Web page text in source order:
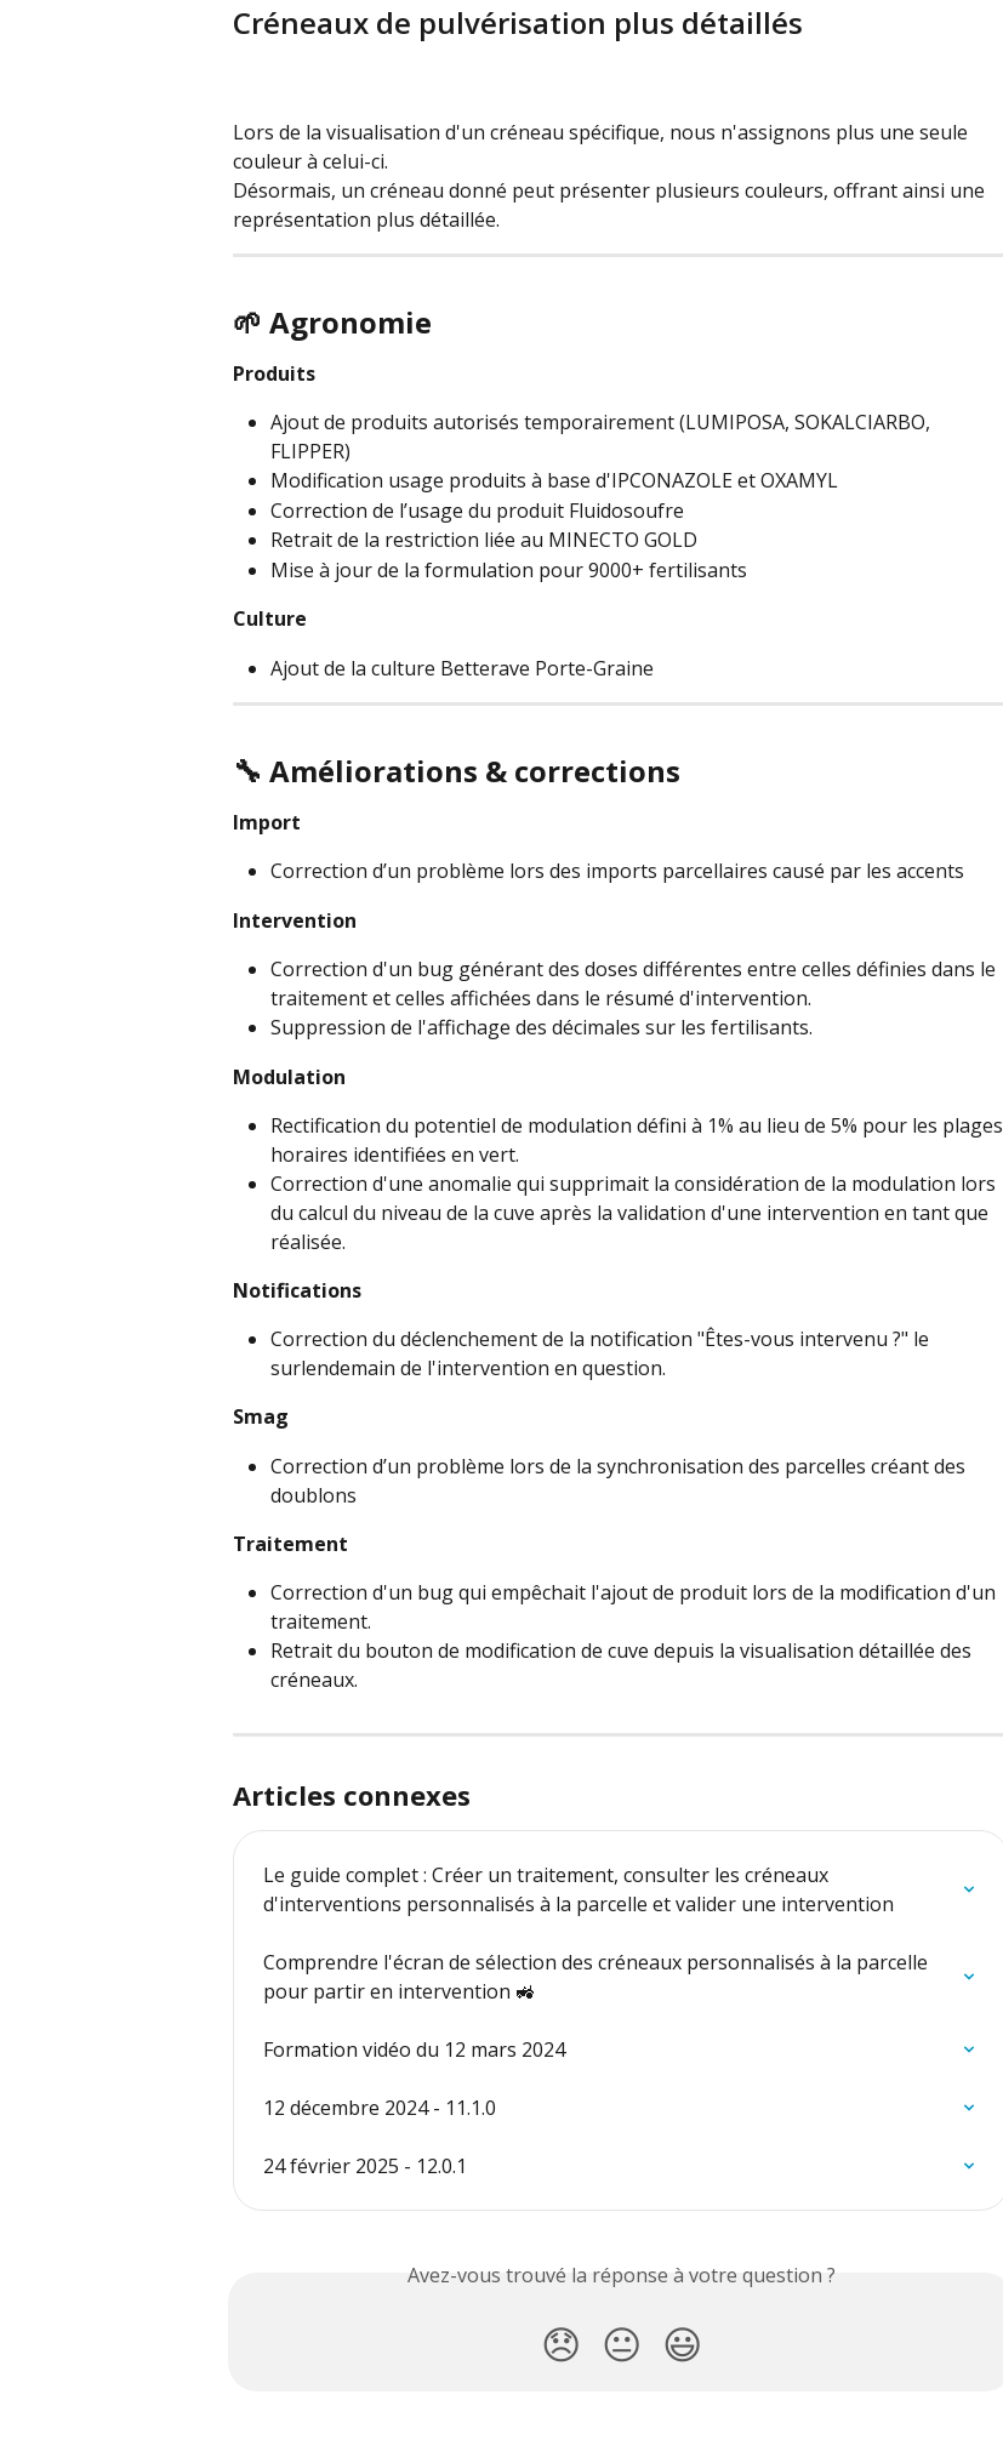
Créneaux de pulvérisation plus détaillés
Lors de la visualisation d'un créneau spécifique, nous n'assignons plus une seule
couleur à celui-ci.
Désormais, un créneau donné peut présenter plusieurs couleurs, offrant ainsi une
représentation plus détaillée.
🌱 Agronomie
Produits
Ajout de produits autorisés temporairement (LUMIPOSA, SOKALCIARBO,
FLIPPER)
Modification usage produits à base d'IPCONAZOLE et OXAMYL
Correction de l’usage du produit Fluidosoufre
Retrait de la restriction liée au MINECTO GOLD
Mise à jour de la formulation pour 9000+ fertilisants
Culture
Ajout de la culture Betterave Porte-Graine
🔧 Améliorations & corrections
Import
Correction d’un problème lors des imports parcellaires causé par les accents
Intervention
Correction d'un bug générant des doses différentes entre celles définies dans le
traitement et celles affichées dans le résumé d'intervention.
Suppression de l'affichage des décimales sur les fertilisants.
Modulation
Rectification du potentiel de modulation défini à 1% au lieu de 5% pour les plages
horaires identifiées en vert.
Correction d'une anomalie qui supprimait la considération de la modulation lors
du calcul du niveau de la cuve après la validation d'une intervention en tant que
réalisée.
Notifications
Correction du déclenchement de la notification "Êtes-vous intervenu ?" le
surlendemain de l'intervention en question.
Smag
Correction d’un problème lors de la synchronisation des parcelles créant des
doublons
Traitement
Correction d'un bug qui empêchait l'ajout de produit lors de la modification d'un
traitement.
Retrait du bouton de modification de cuve depuis la visualisation détaillée des
créneaux.
Articles connexes
Le guide complet : Créer un traitement, consulter les créneaux
d'interventions personnalisés à la parcelle et valider une intervention
Comprendre l'écran de sélection des créneaux personnalisés à la parcelle
pour partir en intervention 🚜
Formation vidéo du 12 mars 2024
12 décembre 2024 - 11.1.0
24 février 2025 - 12.0.1
Avez-vous trouvé la réponse à votre question ?
😞 😐 😃